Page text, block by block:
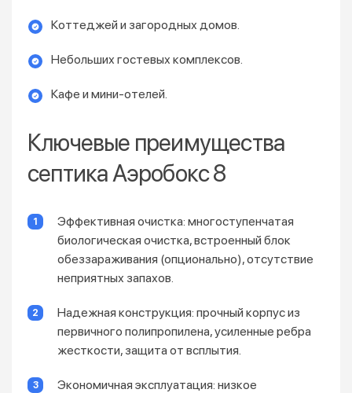
Коттеджей и загородных домов.
Небольших гостевых комплексов.
Кафе и мини-отелей.
Ключевые преимущества
септика Аэробокс 8
Эффективная очистка: многоступенчатая
биологическая очистка, встроенный блок
обеззараживания (опционально), отсутствие
неприятных запахов.
Надежная конструкция: прочный корпус из
первичного полипропилена, усиленные ребра
жесткости, защита от всплытия.
Экономичная эксплуатация: низкое